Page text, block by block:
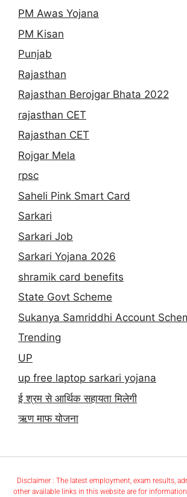
PM Awas Yojana
PM Kisan
Punjab
Rajasthan
Rajasthan Berojgar Bhata 2022
rajasthan CET
Rajasthan CET
Rojgar Mela
rpsc
Saheli Pink Smart Card
Sarkari
Sarkari Job
Sarkari Yojana 2026
shramik card benefits
State Govt Scheme
Sukanya Samriddhi Account
Trending
UP
up free laptop sarkari yojana
ई श्रम से आर्थिक सहायता मिलेगी
ऋण माफ योजना
Disclaimer : The latest employment, exam results,
other available links in this website are for